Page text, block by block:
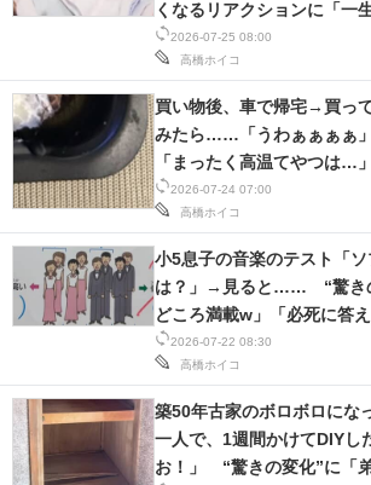
2026-07-25 08:00
高橋ホイコ
くなるリアクションに「一
2026-07-24 07:00
高橋ホイコ
買い物後、車で帰宅→買っ
みたら……「うわぁぁぁぁ
「まったく高温てやつは…」
2026-07-22 08:30
高橋ホイコ
小5息子の音楽のテスト「
は？」→見ると…… “驚き
どころ満載w」「必死に答
築50年古家のボロボロにな
一人で、1週間かけてDIY
お！」 “驚きの変化”に「